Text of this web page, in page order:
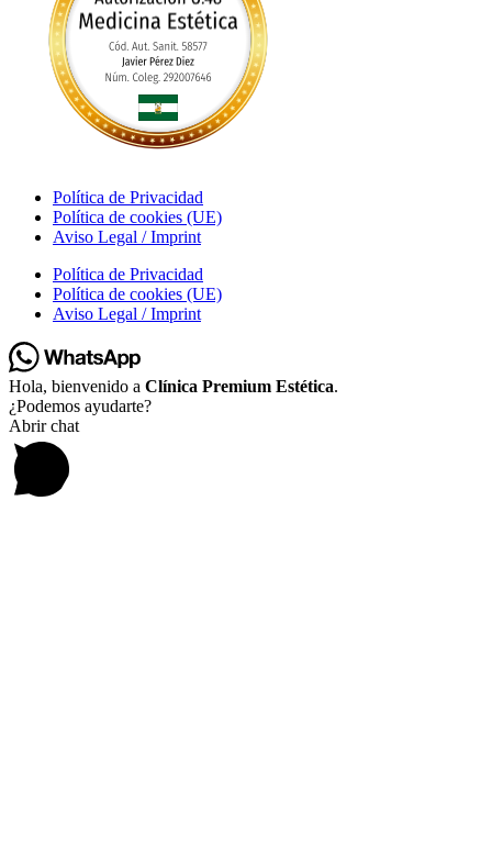
Política de Privacidad
Política de cookies (UE)
Aviso Legal / Imprint
Política de Privacidad
Política de cookies (UE)
Aviso Legal / Imprint
Hola, bienvenido a Clínica Premium Estética.
¿Podemos ayudarte?
Abrir chat